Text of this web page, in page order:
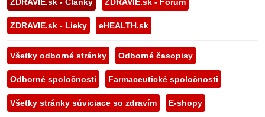
ZDRAVIE.sk - Lieky eHEALTH.sk
Všetky odborné stránky Odborné časopisy
Odborné spoločnosti Farmaceutické spoločnosti
Všetky stránky súviciace so zdravím E-shopy